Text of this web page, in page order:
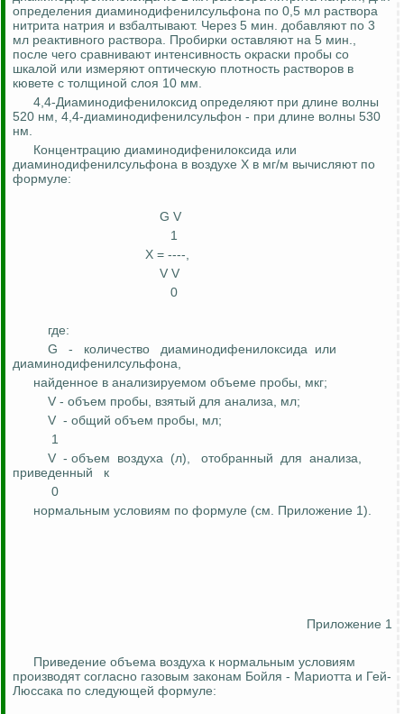
определения диаминодифенилсульфона по 0,5 мл раствора
нитрита натрия и взбалтывают. Через 5 мин. добавляют по 3
мл реактивного раствора. Пробирки оставляют на 5 мин.,
после чего сравнивают интенсивность окраски пробы со
шкалой или измеряют оптическую плотность растворов в
кювете с толщиной слоя 10 мм.
4,4-Диаминодифенилоксид определяют при длине волны
520 нм, 4,4-диаминодифенилсульфон - при длине волны 530
нм.
Концентрацию диаминодифенилоксида или
диаминодифенилсульфона в воздухе Х в мг/м вычисляют по
формуле:
G V
1
Х = ----,
V V
0
где:
G
- количество диаминодифенилоксида или
диаминодифенилсульфона,
найденное в анализируемом объеме пробы, мкг;
V - объем пробы, взятый для анализа, мл;
V - общий объем пробы, мл;
1
V - объем воздуха (л), отобранный для анализа,
приведенный
к
0
нормальным условиям по формуле (см. Приложение 1).
Приложение 1
Приведение объема воздуха к нормальным условиям
производят согласно газовым законам Бойля - Мариотта и Гей-
Люссака по следующей формуле: